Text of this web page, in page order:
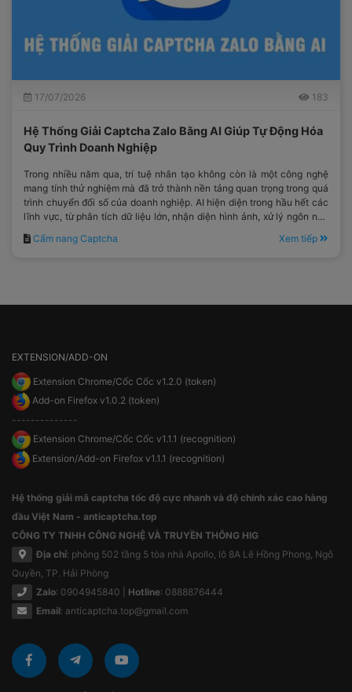
17/07/2026 183
Hệ Thống Giải Captcha Zalo Bằng AI Giúp Tự Động Hóa
Quy Trình Doanh Nghiệp
Trong nhiều năm qua, trí tuệ nhân tạo không còn là một công nghệ
mang tính thử nghiệm mà đã trở thành nền tảng quan trọng trong quá
trình chuyển đổi số của doanh nghiệp. AI hiện diện trong hầu hết các
lĩnh vực, từ phân tích dữ liệu lớn, nhận diện hình ảnh, xử lý ngôn ngữ
Cẩm nang Captcha Xem tiếp
EXTENSION/ADD-ON
Extension Chrome/Cốc Cốc v1.2.0 (token)
Add-on Firefox v1.0.2 (token)
--------------
Extension Chrome/Cốc Cốc v1.1.1 (recognition)
Extension/Add-on Firefox v1.1.1 (recognition)
Hệ thống giải mã captcha tốc độ cực nhanh và độ chính xác cao hàng
đầu Việt Nam - anticaptcha.top
CÔNG TY TNHH CÔNG NGHỆ VÀ TRUYỀN THÔNG HIG
Địa chỉ: phòng 502 tầng 5 tòa nhà Apollo, lô 8A Lê Hồng Phong, Ngô
Quyền, TP. Hải Phòng
Zalo: 0904945840 | Hotline: 0888876444
Email: anticaptcha.top@gmail.com